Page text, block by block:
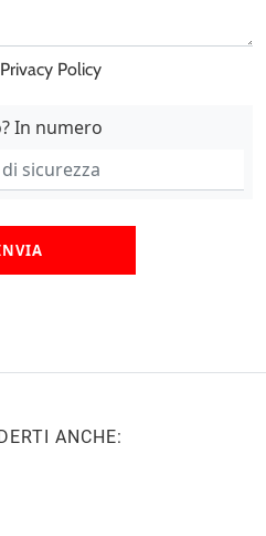
Privacy Policy
In numero
ANCHE: